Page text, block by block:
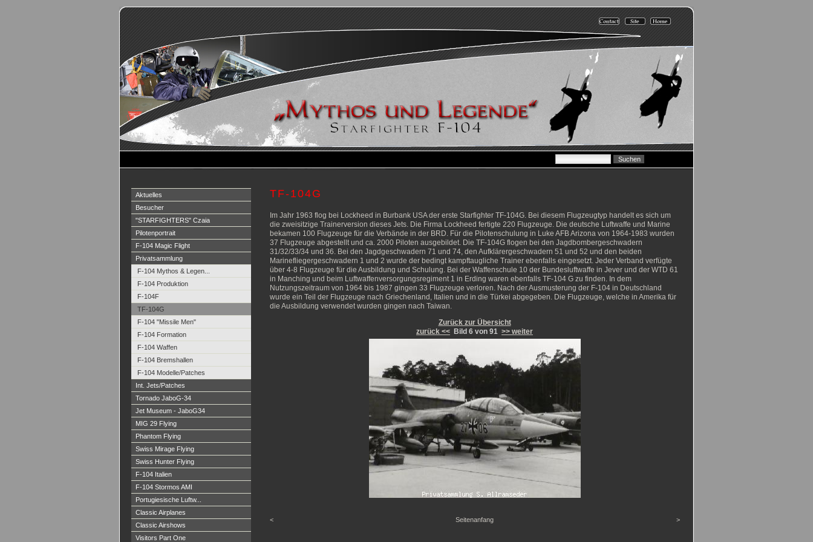
Aktuelles
Besucher
"STARFIGHTERS" Czaia
Pilotenportrait
F-104 Magic Flight
Privatsammlung
F-104 Mythos & Legen...
F-104 Produktion
F-104F
TF-104G
F-104 "Missile Men"
F-104 Formation
F-104 Waffen
F-104 Bremshallen
F-104 Modelle/Patches
Int. Jets/Patches
Tornado JaboG-34
Jet Museum - JaboG34
MIG 29 Flying
Phantom Flying
Swiss Mirage Flying
Swiss Hunter Flying
F-104 Italien
F-104 Stormos AMI
Portugiesische Luftw...
Classic Airplanes
Classic Airshows
Visitors Part One
TF-104G
Im Jahr 1963 flog bei Lockheed in Burbank USA der erste Starfighter TF-104G. Bei diesem Flugzeugtyp handelt es sich um
die zweisitzige Trainerversion dieses Jets. Die Firma Lockheed fertigte 220 Flugzeuge. Die deutsche Luftwaffe und Marine
bekamen 100 Flugzeuge für die Verbände in der BRD. Für die Pilotenschulung in Luke AFB Arizona von 1964-1983 wurden
37 Flugzeuge abgestellt und ca. 2000 Piloten ausgebildet. Die TF-104G flogen bei den Jagdbombergeschwadern
31/32/33/34 und 36. Bei den Jagdgeschwadern 71 und 74, den Aufklärergeschwadern 51 und 52 und den beiden
Marinefliegergeschwadern 1 und 2 wurde der bedingt kampftaugliche Trainer ebenfalls eingesetzt. Jeder Verband verfügte
über 4-8 Flugzeuge für die Ausbildung und Schulung. Bei der Waffenschule 10 der Bundesluftwaffe in Jever und der WTD 61
in Manching und beim Luftwaffenversorgungsregiment 1 in Erding waren ebenfalls TF-104 G zu finden. In dem
Nutzungszeitraum von 1964 bis 1987 gingen 33 Flugzeuge verloren. Nach der Ausmusterung der F-104 in Deutschland
wurde ein Teil der Flugzeuge nach Griechenland, Italien und in die Türkei abgegeben. Die Flugzeuge, welche in Amerika für
die Ausbildung verwendet wurden gingen nach Taiwan.
Zurück zur Übersicht
zurück << Bild 6 von 91 >> weiter
< Seitenanfang >